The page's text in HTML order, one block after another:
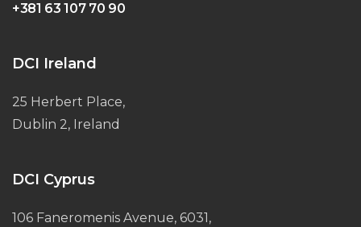
+381 63 107 70 90
DCI Ireland
25 Herbert Place,
Dublin 2, Ireland
DCI Cyprus
106 Faneromenis Avenue, 6031,